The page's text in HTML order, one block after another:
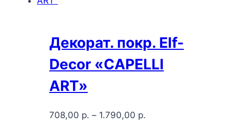
Декорат. покр. Elf-
Decor «CAPELLI
ART»
708,00 р. – 1.790,00 р.